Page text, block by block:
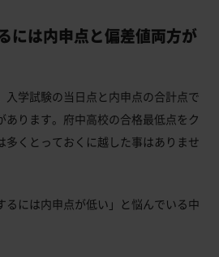
には内申点と偏差値両方が
入学試験の当日点と内申点の合計点で
あります。府中高校の合格最低点をク
多くとっておくに越した事はありませ
るには内申点が低い」と悩んでいる中